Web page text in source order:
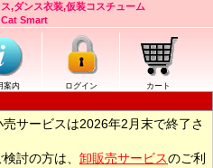
,ダンス衣装,仮装コスチューム
Smart
案内 ログイン カート
サービスは2026年2月末で終了さ
討の方は、 卸販売サービスのご利